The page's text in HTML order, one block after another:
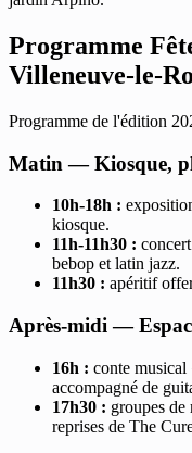
Programme
Villeneuve-le-
Programme de l'édition
Matin — Kiosque,
10h-18h :
kiosque.
11h-11h30 :
bebop et latin jazz.
11h30 : apéritif
Après-midi —
16h : conte
accompagné de
17h30 : groupes de
reprises de The